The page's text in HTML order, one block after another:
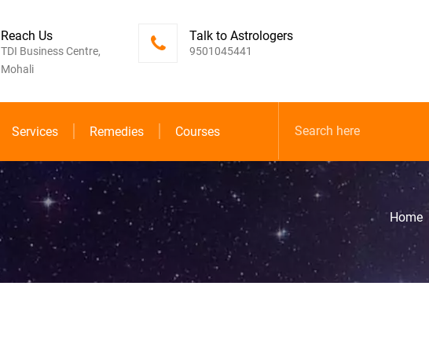
Reach Us
TDI Business Centre,
Mohali
Talk to Astrologers
9501045441
Services Remedies Courses
Home